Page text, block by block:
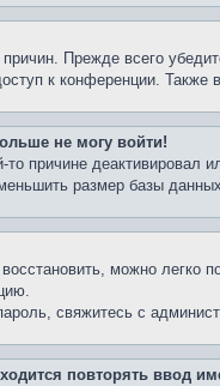
Прежде всего
к конференции.
не могу войти!
то причине
размер базы
можно
свяжитесь с
повторять ввод